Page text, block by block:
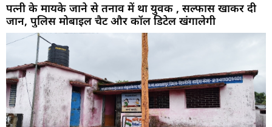
पत्नी के मायके जाने से तनाव में था युवक , सल्फास खाकर दी
जान, पुलिस मोबाइल चैट और कॉल डिटेल खंगालेगी